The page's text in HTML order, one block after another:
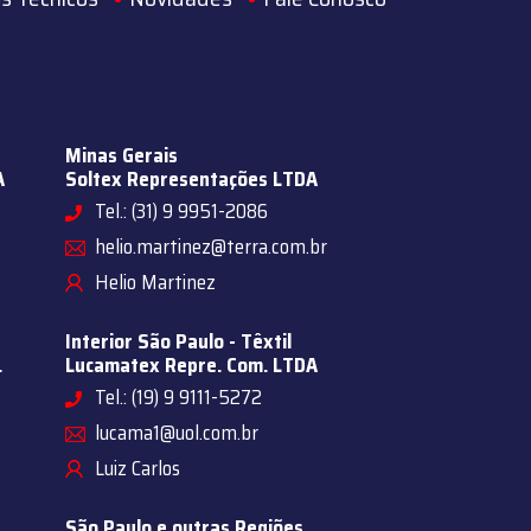
Minas Gerais
Soltex Representações LTDA
Tel.: (31) 9 9951-2086
helio.martinez@terra.com.br
Helio Martinez
Interior São Paulo - Têxtil
Lucamatex Repre. Com. LTDA
Tel.: (19) 9 9111-5272
lucama1@uol.com.br
Luiz Carlos